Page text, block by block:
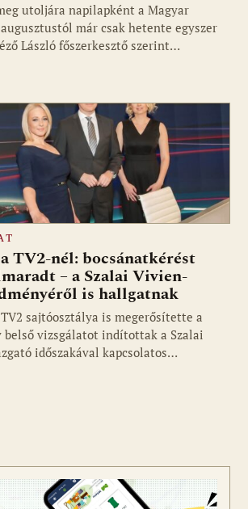
utoljára napilapként a Magyar
már csak hetente egyszer
László főszerkesztő szerint…
TV2-nél: bocsánatkérést
– a Szalai Vivien-
is hallgatnak
sajtóosztálya is megerősítette a
belső vizsgálatot indítottak a Szalai
időszakával kapcsolatos…